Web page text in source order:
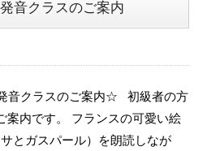
音クラスのご案内
音クラスのご案内☆ 初級者の方
案内です。 フランスの可愛い絵
とガスパール）を朗読しなが